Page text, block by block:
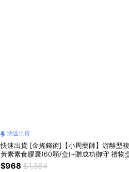
快速出貨
快速出貨 [金搖錢術]【小周藥師】游離型
黃素素食膠囊(60顆/盒)+贈成功御守 禮物
$968 $1,384